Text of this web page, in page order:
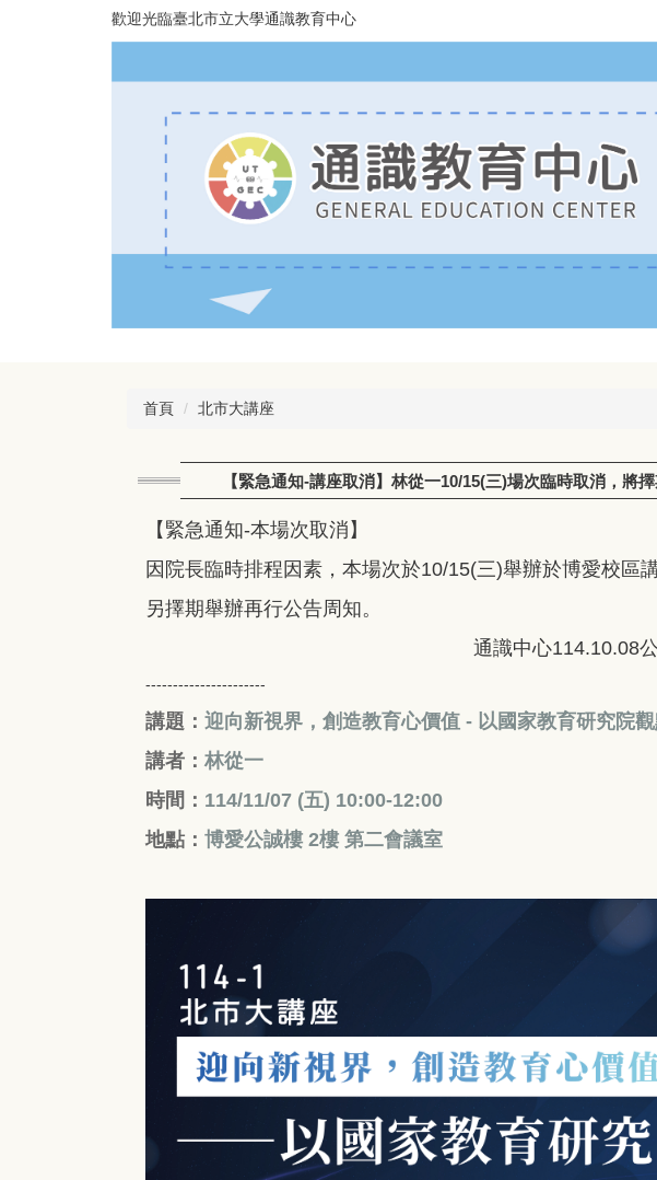
歡迎光臨臺北市立大學通識教育中心
首頁 北市大講座
【緊急通知-講座取消】林從一10/15(三)場次臨時取消，將
【緊急通知-本場次取消】
因院長臨時排程因素，本場次於10/15(三)舉辦於博愛校區
另擇期舉辦再行公告周知。
通識中心114.10.08公
----------------------
講題： 迎向新視界，創造教育心價值 - 以國家教育研究院
講者： 林從一
時間： 114/11/07 (五) 10:00-12:00
地點： 博愛公誠樓 2樓 第二會議室